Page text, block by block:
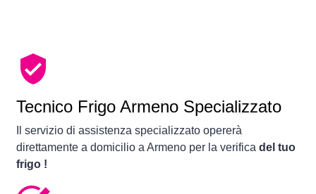
Tecnico Frigo Armeno Specializzato
Il servizio di assistenza specializzato opererà
direttamente a domicilio a Armeno per la verifica del tuo
frigo !